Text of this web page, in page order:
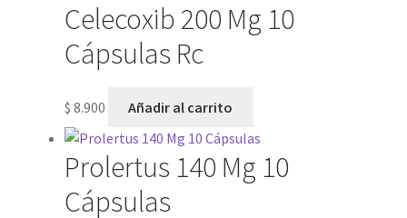
Celecoxib 200 Mg 10
Cápsulas Rc
$ 8.900 Añadir al carrito
Prolertus 140 Mg 10
Cápsulas